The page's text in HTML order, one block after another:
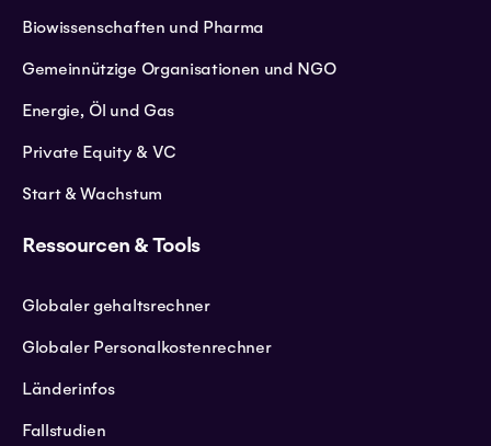
Biowissenschaften und Pharma
Gemeinnützige Organisationen und NGO
Energie, Öl und Gas
Private Equity & VC
Start & Wachstum
Ressourcen & Tools
Globaler gehaltsrechner
Globaler Personalkostenrechner
Länderinfos
Fallstudien